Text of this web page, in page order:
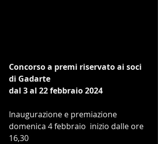
Concorso a premi riservato ai soci
di Gadarte
dal 3 al 22 febbraio 2024
Inaugurazione e premiazione
domenica 4 febbraio  inizio dalle ore
16,30